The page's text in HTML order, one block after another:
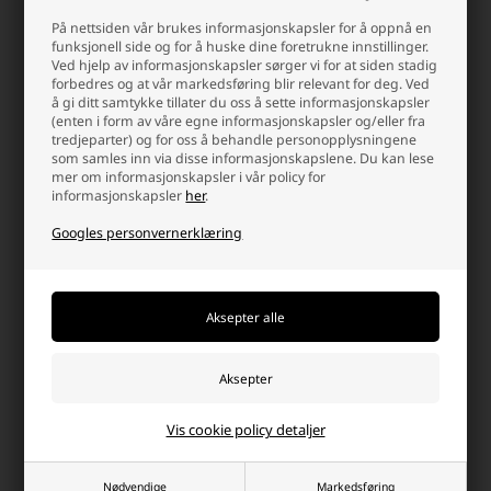
På nettsiden vår brukes informasjonskapsler for å oppnå en
funksjonell side og for å huske dine foretrukne innstillinger.
Ved hjelp av informasjonskapsler sørger vi for at siden stadig
forbedres og at vår markedsføring blir relevant for deg. Ved
å gi ditt samtykke tillater du oss å sette informasjonskapsler
(enten i form av våre egne informasjonskapsler og/eller fra
tredjeparter) og for oss å behandle personopplysningene
som samles inn via disse informasjonskapslene. Du kan lese
mer om informasjonskapsler i vår policy for
informasjonskapsler her.
Googles personvernerklæring
Nødvendige Markedsføring
Vis cookie policy detaljer
Hos oss finner du et stort utvalg avhengelåser– fra klassiske
nøkkellåser til smarte kombinasjonslåser. Uansett om du skal sikre
ditt skur, din sykkel, ditt skap eller ditt verktøy, har vi låsen som
passer til ditt behov. Sikre dine ting med en hengelås du kan stole
på – og få ro i sinnet hver dag.
Hvorfor handle på batterinett?
Det er mange gode grunner, men her er noen